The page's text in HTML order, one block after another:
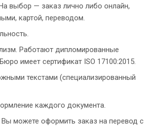
выбор — заказ лично либо онлайн,
картой, переводом.
Работают дипломированные
имеет сертификат ISO 17100:2015.
текстами (специализированный
каждого документа.
Вы можете оформить заказ на перевод с